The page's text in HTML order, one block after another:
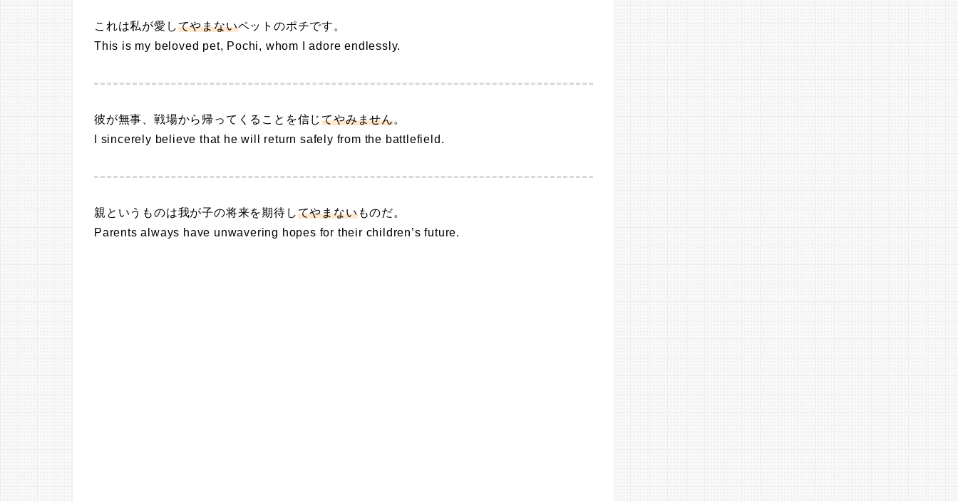
これは私が愛してやまないペットのポチです。
This is my beloved pet, Pochi, whom I adore endlessly.
彼が無事、戦場から帰ってくることを信じてやみません。
I sincerely believe that he will return safely from the battlefield.
親というものは我が子の将来を期待してやまないものだ。
Parents always have unwavering hopes for their children’s future.